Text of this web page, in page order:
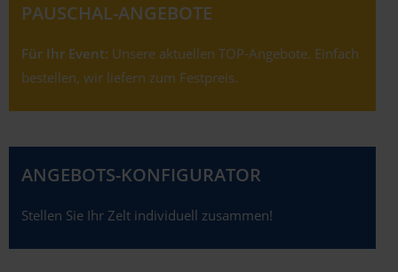
PAUSCHAL-ANGEBOTE
Für Ihr Event: Unsere aktuellen TOP-Angebote. Einfach
bestellen, wir liefern zum Festpreis.
ANGEBOTS-KONFIGURATOR
Stellen Sie Ihr Zelt individuell zusammen!